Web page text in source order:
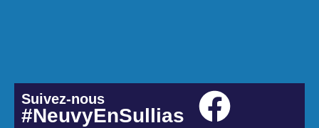
Suivez-nous
#NeuvyEnSullias